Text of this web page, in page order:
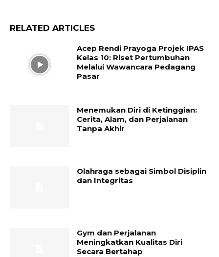
RELATED ARTICLES
Acep Rendi Prayoga Projek IPAS
Kelas 10: Riset Pertumbuhan
Melalui Wawancara Pedagang
Pasar
Menemukan Diri di Ketinggian:
Cerita, Alam, dan Perjalanan
Tanpa Akhir
Olahraga sebagai Simbol Disiplin
dan Integritas
Gym dan Perjalanan
Meningkatkan Kualitas Diri
Secara Bertahap